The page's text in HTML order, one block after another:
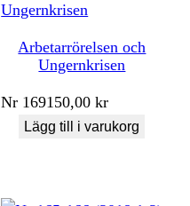
Arbetarrörelsen och
Ungernkrisen
Nr 169150,00kr
Lägg till i varukorg